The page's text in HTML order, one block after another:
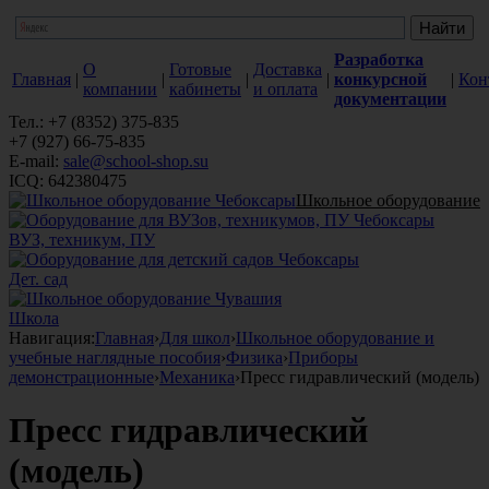
Главная |
О
компании
|
Готовые
кабинеты
|
Доставка
и оплата
|
Разработка
конкурсной
документации
|
Тел.: +7 (8352) 375-835
+7 (927) 66-75-835
E-mail: sale@school-shop.su
ICQ: 642380475
Школьное оборудование
ВУЗ, техникум, ПУ
Дет. сад
Школа
Навигация:Главная›Для школ›Школьное оборудование и
учебные наглядные пособия›Физика›Приборы
демонстрационные›Механика›Пресс гидравлический (модель)
Пресс гидравлический
(модель)